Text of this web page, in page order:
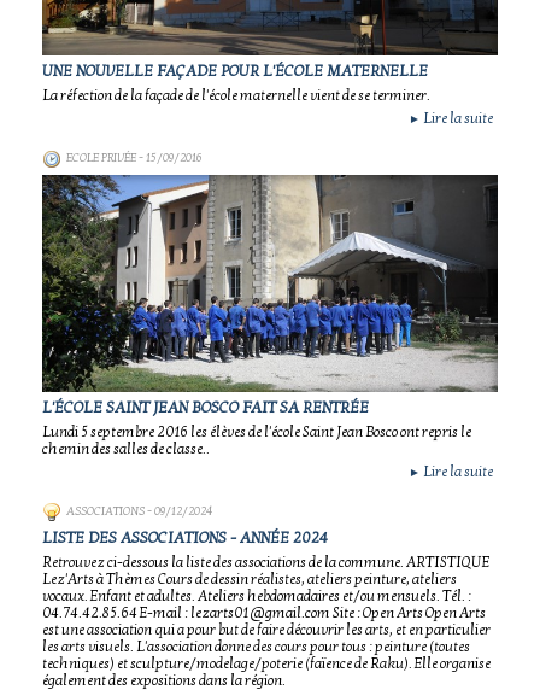
UNE NOUVELLE FAÇADE POUR L'ÉCOLE MATERNELLE
La réfection de la façade de l'école maternelle vient de se terminer.
► Lire la suite
ECOLE PRIVÉE- 15/09/2016
L'ÉCOLE SAINT JEAN BOSCO FAIT SA RENTRÉE
Lundi 5 septembre 2016 les élèves de l'école Saint Jean Bosco ont repris le
chemin des salles de classe..
► Lire la suite
ASSOCIATIONS- 09/12/2024
LISTE DES ASSOCIATIONS - ANNÉE 2024
Retrouvez ci-dessous la liste des associations de la commune. ARTISTIQUE
Lez'Arts à Thèmes Cours de dessin réalistes, ateliers peinture, ateliers
vocaux. Enfant et adultes. Ateliers hebdomadaires et/ou mensuels. Tél. :
04.74.42.85.64 E-mail : lezarts01@gmail.com Site : Open Arts Open Arts
est une association qui a pour but de faire découvrir les arts, et en particulier
les arts visuels. L'association donne des cours pour tous : peinture (toutes
techniques) et sculpture/modelage/poterie (faïence de Raku). Elle organise
également des expositions dans la région.